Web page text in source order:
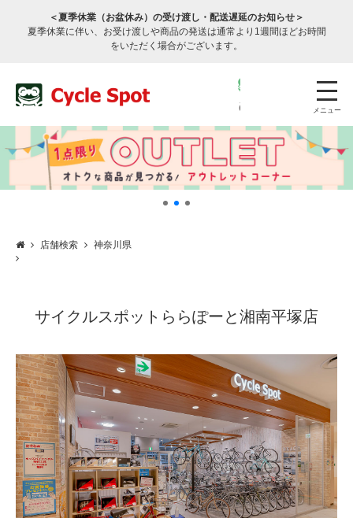
＜夏季休業（お盆休み）の受け渡し・配送遅延のお知らせ＞
夏季休業に伴い、お受け渡しや商品の発送は通常より1週間ほどお時間
をいただく場合がございます。
メニュー
サービスのご案内
サービス全般
修理・メンテナンス工賃
盗難保証
SpotMateログイン
店舗検索 神奈川県
サイクルスポットららぽーと湘南平塚店